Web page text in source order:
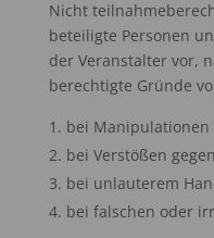
Nicht
beteiligte Personen
der Veranstalter vor,
berechtigte Gründe
bei
bei Verstößen
bei unlauterem
bei falschen oder